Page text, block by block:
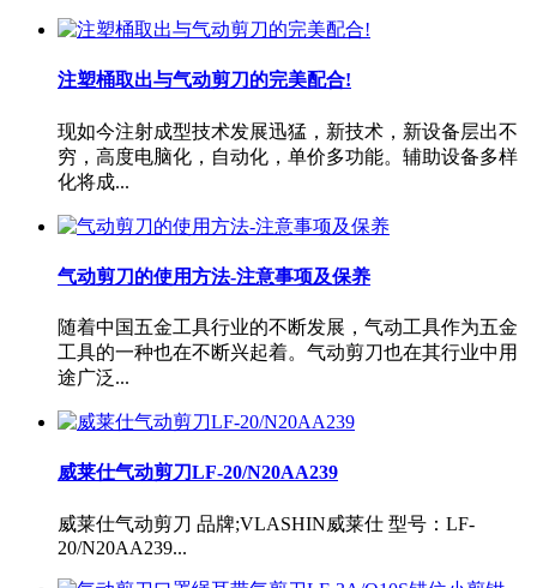
注塑桶取出与气动剪刀的完美配合!
现如今注射成型技术发展迅猛，新技术，新设备层出不
穷，高度电脑化，自动化，单价多功能。辅助设备多样
化将成...
气动剪刀的使用方法-注意事项及保养
随着中国五金工具行业的不断发展，气动工具作为五金
工具的一种也在不断兴起着。气动剪刀也在其行业中用
途广泛...
威莱仕气动剪刀LF-20/N20AA239
威莱仕气动剪刀 品牌;VLASHIN威莱仕 型号：LF-
20/N20AA239...